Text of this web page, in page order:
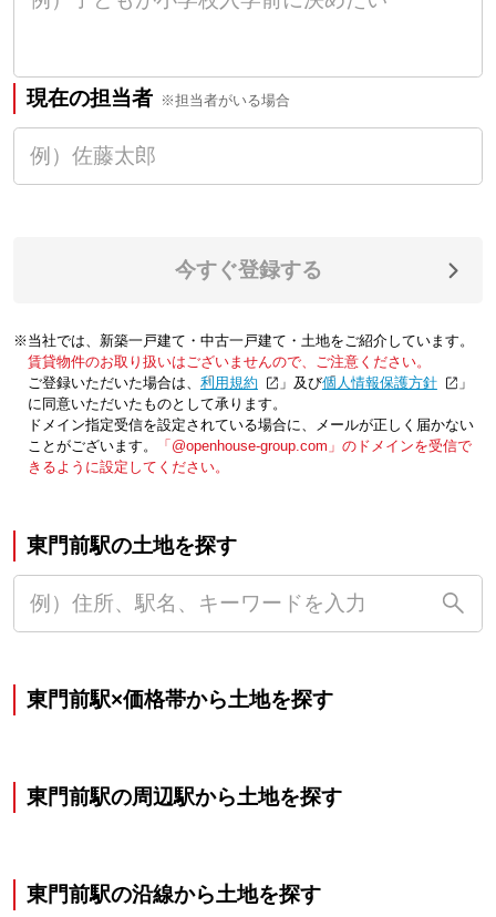
現在の担当者 ※担当者がいる場合
今すぐ登録する
※当社では、新築一戸建て・中古一戸建て・土地をご紹介しています。
賃貸物件のお取り扱いはございませんので、ご注意ください。
ご登録いただいた場合は、「利用規約 」及び「個人情報保護方針
」
に同意いただいたものとして承ります。
ドメイン指定受信を設定されている場合に、メールが正しく届かない
ことがございます。
「@openhouse-group.com」のドメインを受信で
きるように設定してください。
東門前駅の土地を探す
東門前駅×価格帯から土地を探す
東門前駅の周辺駅から土地を探す
東門前駅の沿線から土地を探す